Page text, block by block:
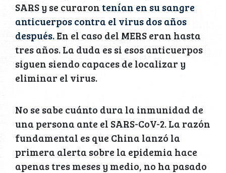
SARS y se curarontenían en su sangre
anticuerpos contra el virus dos años
después.En el caso del MERS eran hasta
tres años. La duda es si esos anticuerpos
siguen siendo capaces de localizar y
eliminar el virus.
No se sabe cuánto dura la inmunidad de
una persona ante el SARS-CoV-2. La razón
fundamental es que China lanzó la
primera alerta sobre la epidemia hace
apenas tres meses y medio, no ha pasado